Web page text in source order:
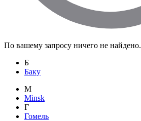
По вашему запросу ничего не найдено.
Б
Баку
M
Minsk
Г
Гомель